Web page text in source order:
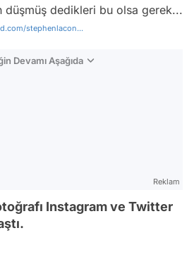
düşmüş dedikleri bu olsa gerek...
stephenlacon...
Devamı Aşağıda
Reklam
Instagram ve Twitter